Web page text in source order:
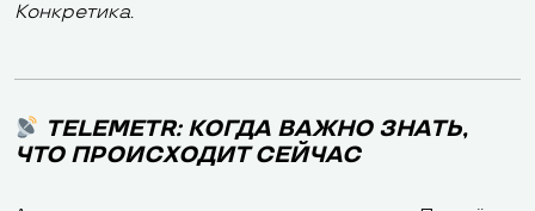
Конкретика.
TELEMETR: КОГДА ВАЖНО ЗНАТЬ,
ЧТО ПРОИСХОДИТ СЕЙЧАС